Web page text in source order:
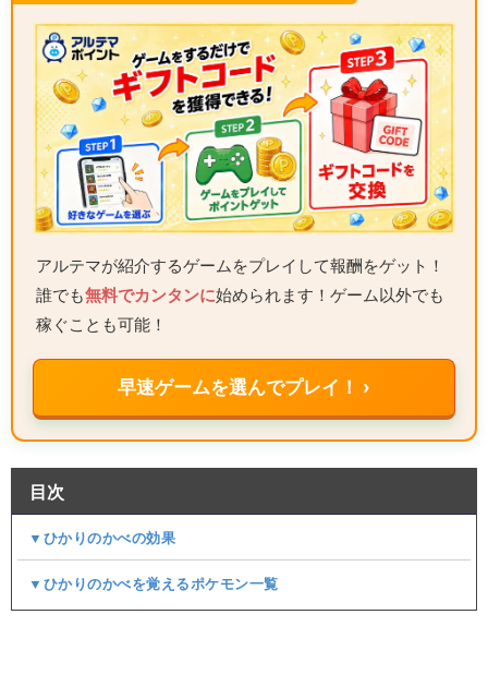
アルテマが紹介するゲームをプレイして報酬をゲット！
誰でも無料でカンタンに始められます！ゲーム以外でも
稼ぐことも可能！
早速ゲームを選んでプレイ！ ›
目次
▼ひかりのかべの効果
▼ひかりのかべを覚えるポケモン一覧